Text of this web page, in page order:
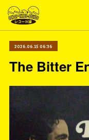
2026.06.15 06:36
The Bitter